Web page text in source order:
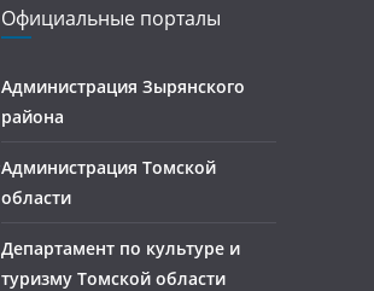
Официальные порталы
Администрация Зырянского
района
Администрация Томской
области
Департамент по культуре и
туризму Томской области